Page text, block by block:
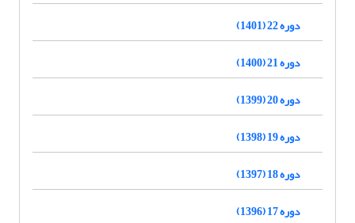
دوره 22 (1401)
دوره 21 (1400)
دوره 20 (1399)
دوره 19 (1398)
دوره 18 (1397)
دوره 17 (1396)